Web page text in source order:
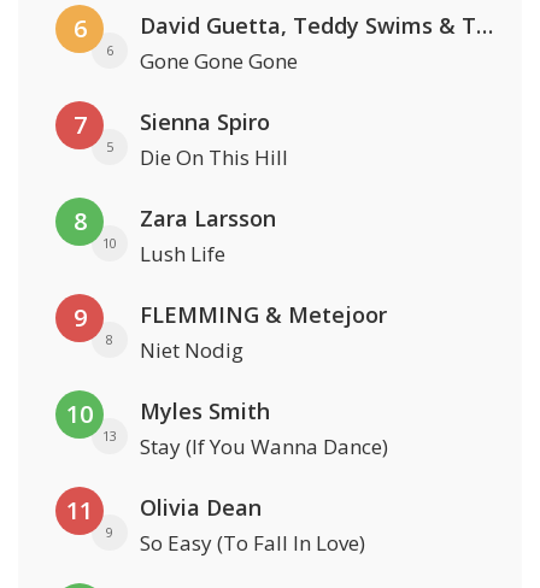
6
6
David Guetta, Teddy Swims & Tones And I
Gone Gone Gone
7
5
Sienna Spiro
Die On This Hill
8
10
Zara Larsson
Lush Life
9
8
FLEMMING & Metejoor
Niet Nodig
10
13
Myles Smith
Stay (If You Wanna Dance)
11
9
Olivia Dean
So Easy (To Fall In Love)